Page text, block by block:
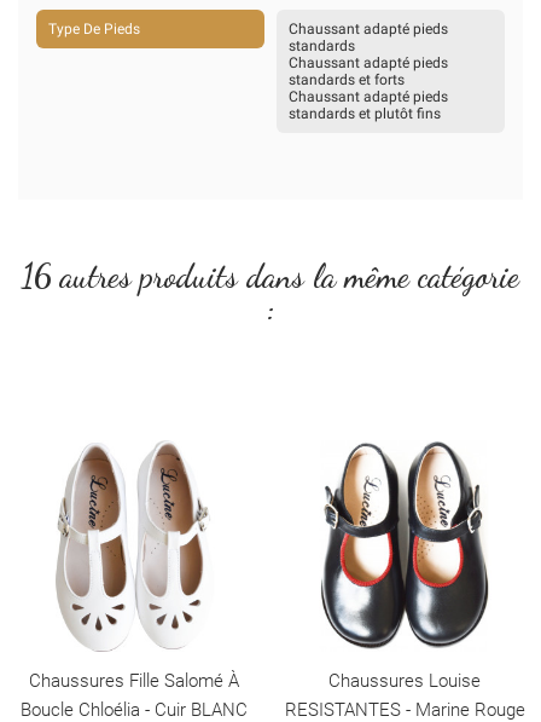
Type De Pieds
Chaussant adapté pieds
standards
Chaussant adapté pieds
standards et forts
Chaussant adapté pieds
standards et plutôt fins
16 autres produits dans la même catégorie
:
Chaussures Fille Salomé À
Boucle Chloélia - Cuir BLANC
Chaussures Louise
RESISTANTES - Marine Rouge